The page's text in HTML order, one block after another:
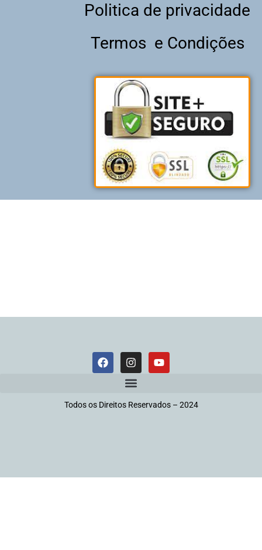
Politica de privacidade
Termos e Condições
Todos os Direitos Reservados – 2024